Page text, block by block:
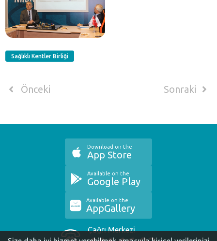
Sağlıklı Kentler Birliği
Önceki Sonraki
Çağrı Merkezi
Download on the
App Store
Available on the
Google Play
Available on the
AppGallery